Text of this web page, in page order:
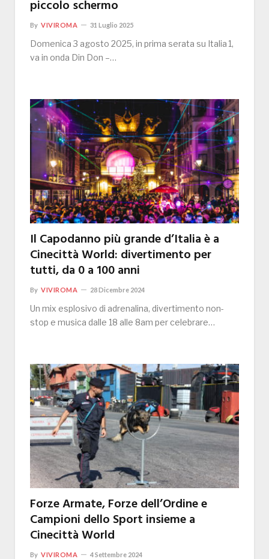
piccolo schermo
By VIVIROMA 31 Luglio 2025
Domenica 3 agosto 2025, in prima serata su Italia 1,
va in onda Din Don –…
Il Capodanno più grande d’Italia è a
Cinecittà World: divertimento per
tutti, da 0 a 100 anni
By VIVIROMA 28 Dicembre 2024
Un mix esplosivo di adrenalina, divertimento non-
stop e musica dalle 18 alle 8am per celebrare…
Forze Armate, Forze dell’Ordine e
Campioni dello Sport insieme a
Cinecittà World
By VIVIROMA 4 Settembre 2024